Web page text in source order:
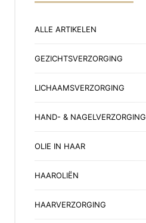
ALLE ARTIKELEN
GEZICHTSVERZORGING
LICHAAMSVERZORGING
HAND- & NAGELVERZORGING
OLIE IN HAAR
HAAROLIËN
HAARVERZORGING